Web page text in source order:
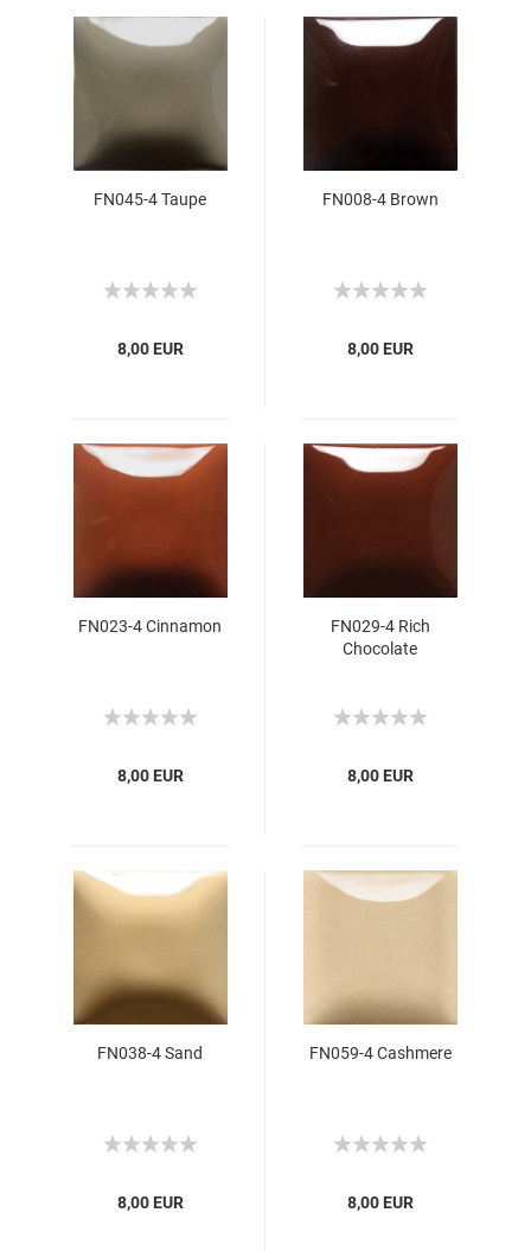
FN045-4 Taupe
8,00 EUR
FN008-4 Brown
8,00 EUR
FN023-4 Cinnamon
8,00 EUR
FN029-4 Rich
Chocolate
8,00 EUR
FN038-4 Sand
8,00 EUR
FN059-4 Cashmere
8,00 EUR